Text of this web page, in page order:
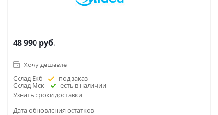
48 990 руб.
Хочу дешевле
Склад Екб -
под заказ
Склад Мск -
есть в наличии
Узнать сроки доставки
Дата обновления остатков